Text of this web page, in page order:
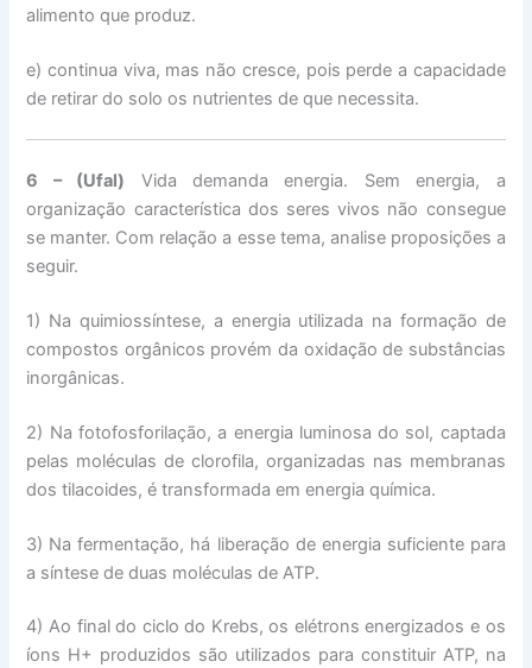
alimento que produz.
e) continua viva, mas não cresce, pois perde a capacidade
de retirar do solo os nutrientes de que necessita.
6 – (Ufal) Vida demanda energia. Sem energia, a
organização característica dos seres vivos não consegue
se manter. Com relação a esse tema, analise proposições a
seguir.
1) Na quimiossíntese, a energia utilizada na formação de
compostos orgânicos provém da oxidação de substâncias
inorgânicas.
2) Na fotofosforilação, a energia luminosa do sol, captada
pelas moléculas de clorofila, organizadas nas membranas
dos tilacoides, é transformada em energia química.
3) Na fermentação, há liberação de energia suficiente para
a síntese de duas moléculas de ATP.
4) Ao final do ciclo do Krebs, os elétrons energizados e os
íons H+ produzidos são utilizados para constituir ATP, na